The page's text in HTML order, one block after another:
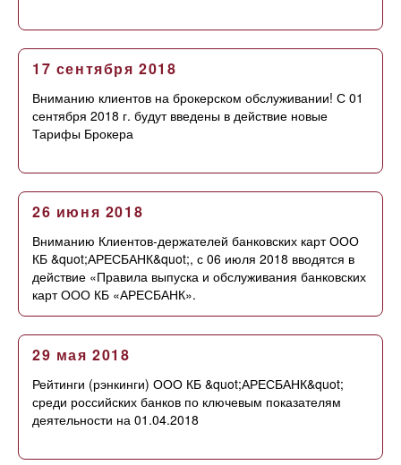
17 сентября 2018
Вниманию клиентов на брокерском обслуживании! С 01
сентября 2018 г. будут введены в действие новые
Тарифы Брокера
26 июня 2018
Вниманию Клиентов-держателей банковских карт ООО
КБ &quot;АРЕСБАНК&quot;, с 06 июля 2018 вводятся в
действие «Правила выпуска и обслуживания банковских
карт ООО КБ «АРЕСБАНК».
29 мая 2018
Рейтинги (рэнкинги) ООО КБ &quot;АРЕСБАНК&quot;
среди российских банков по ключевым показателям
деятельности на 01.04.2018